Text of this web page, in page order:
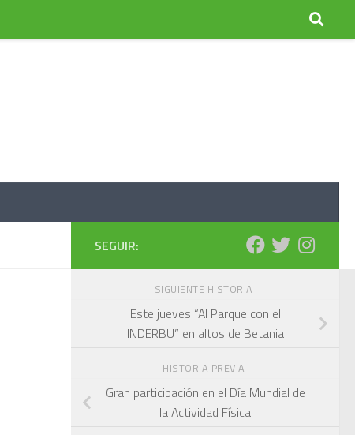
SEGUIR:
SIGUIENTE HISTORIA
Este jueves “Al Parque con el
INDERBU” en altos de Betania
HISTORIA PREVIA
Gran participación en el Día Mundial de
la Actividad Física